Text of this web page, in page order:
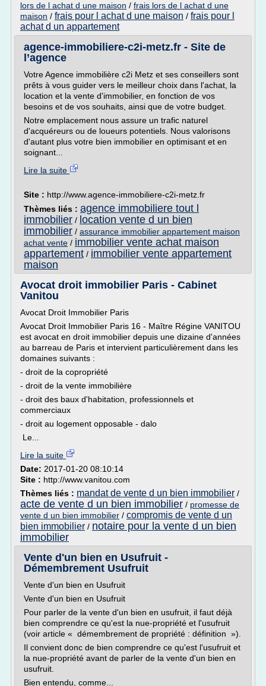
lors de l achat d une maison / frais lors de l achat d une
maison / frais pour l achat d une maison / frais pour l
achat d un appartement
agence-immobiliere-c2i-metz.fr - Site de
l’agence
Votre Agence immobilière c2i Metz et ses conseillers sont
prêts à vous guider vers le meilleur choix dans l'achat, la
location et la vente d'immobilier, en fonction de vos
besoins et de vos souhaits, ainsi que de votre budget.
Notre emplacement nous assure un trafic naturel
d'acquéreurs ou de loueurs potentiels. Nous valorisons
d'autant plus votre bien immobilier en optimisant et en
soignant...
Lire la suite
Site : http://www.agence-immobiliere-c2i-metz.fr
Thèmes liés : agence immobiliere tout l
immobilier / location vente d un bien
immobilier / assurance immobilier appartement maison
achat vente / immobilier vente achat maison
appartement / immobilier vente appartement
maison
Avocat droit immobilier Paris - Cabinet
Vanitou
Avocat Droit Immobilier Paris
Avocat Droit Immobilier Paris 16 - Maître Régine VANITOU
est avocat en droit immobilier depuis une dizaine d'années
au barreau de Paris et intervient particulièrement dans les
domaines suivants :
- droit de la copropriété
- droit de la vente immobilière
- droit des baux d'habitation, professionnels et
commerciaux
- droit au logement opposable - dalo
Le...
Lire la suite
Date: 2017-01-20 08:10:14
Site : http://www.vanitou.com
Thèmes liés : mandat de vente d un bien immobilier /
acte de vente d un bien immobilier / promesse de
vente d un bien immobilier / compromis de vente d un
bien immobilier / notaire pour la vente d un bien
immobilier
Vente d'un bien en Usufruit -
Démembrement Usufruit
Vente d'un bien en Usufruit
Vente d'un bien en Usufruit
Pour parler de la vente d'un bien en usufruit, il faut déjà
bien comprendre ce qu'est la nue-propriété et l'usufruit
(voir article « démembrement de propriété : définition »).
Il convient donc de bien comprendre ce qu'est l'usufruit et
la nue-propriété avant de parler de la vente d'un bien en
usufruit.
Bien entendu, comme...